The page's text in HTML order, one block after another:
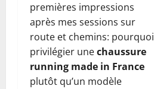
premières impressions
après mes sessions sur
route et chemins: pourquoi
privilégier unechaussure
running made in France
plutôt qu’un modèle